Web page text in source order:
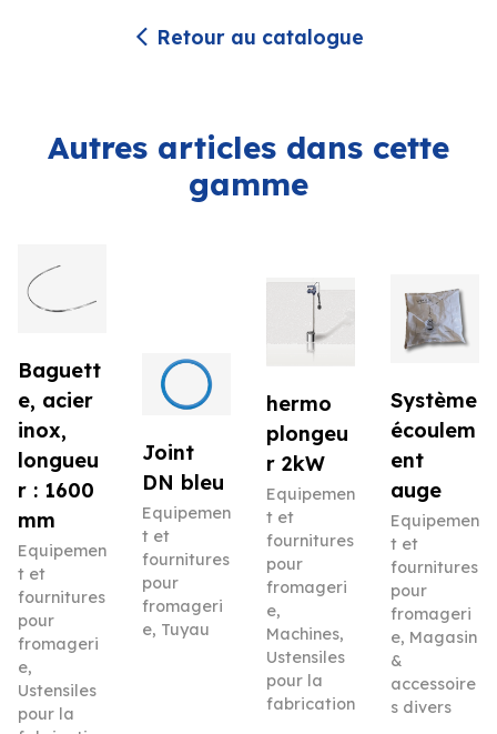
Retour au catalogue
Autres articles dans cette
gamme
Baguett
e, acier
inox,
longueu
r : 1600
mm
Equipemen
t et
fournitures
pour
fromageri
e,
Ustensiles
pour la
Joint
DN bleu
Equipemen
t et
fournitures
pour
fromageri
e, Tuyau
hermo
plongeu
r 2kW
Equipemen
t et
fournitures
pour
fromageri
e,
Machines,
Ustensiles
pour la
fabrication
Système
écoulem
ent
auge
Equipemen
t et
fournitures
pour
fromageri
e, Magasin
&
accessoire
s divers